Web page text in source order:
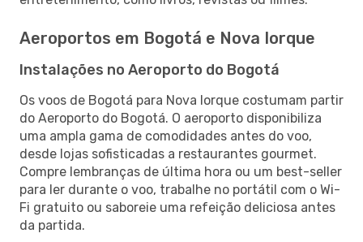
Aeroportos em Bogotá e Nova Iorque
Instalações no Aeroporto do Bogotá
Os voos de Bogotá para Nova Iorque costumam partir
do Aeroporto do Bogotá. O aeroporto disponibiliza
uma ampla gama de comodidades antes do voo,
desde lojas sofisticadas a restaurantes gourmet.
Compre lembranças de última hora ou um best-seller
para ler durante o voo, trabalhe no portátil com o Wi-
Fi gratuito ou saboreie uma refeição deliciosa antes
da partida.